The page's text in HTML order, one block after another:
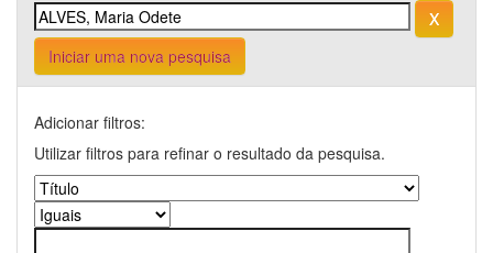
Iniciar uma nova pesquisa
Adicionar filtros:
Utilizar filtros para refinar o resultado da pesquisa.